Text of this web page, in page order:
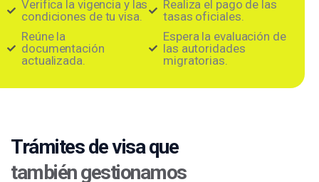
Verifica la vigencia y las
condiciones de tu visa.
Reúne la
documentación
actualizada.
Realiza el pago de las
tasas oficiales.
Espera la evaluación de
las autoridades
migratorias.
Trámites de visa que
también gestionamos